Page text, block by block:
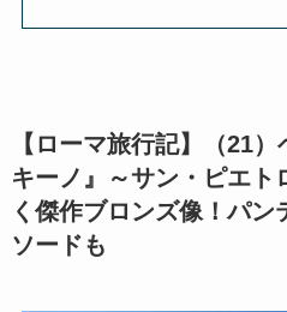
日本仏教とその歴史
親鸞とドストエフスキー・世
【ローマ旅行記】（21
キーノ』～サン・ピエト
く傑作ブロンズ像！パ
ソードも